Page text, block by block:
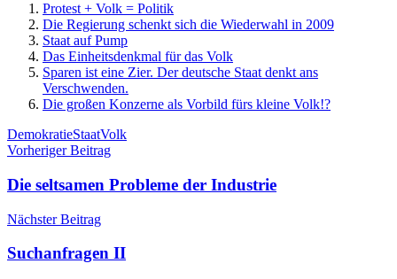
Protest + Volk = Politik
Die Regierung schenkt sich die Wiederwahl in 2009
Staat auf Pump
Das Einheitsdenkmal für das Volk
Sparen ist eine Zier. Der deutsche Staat denkt ans
Verschwenden.
Die großen Konzerne als Vorbild fürs kleine Volk!?
Schlagwörter
DemokratieStaatVolk
Beitragsnavigation
Vorheriger Beitrag
Die seltsamen Probleme der Industrie
Nächster Beitrag
Suchanfragen II